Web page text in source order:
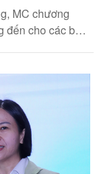
MC chương
đến cho các bạn
cho các sĩ tử